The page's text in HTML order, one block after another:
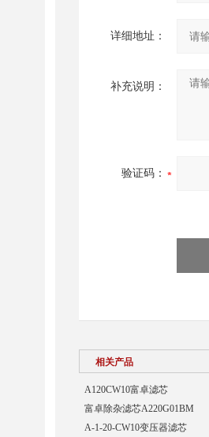
详细地址：
补充说明：
验证码：
相关产品
A120CW10富卓滤芯
富卓除杂滤芯A220G01BM
A-1-20-CW10变压器滤芯